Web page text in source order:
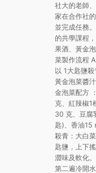
社大的老師
家在合作社
並完成任務
的共學課程
果酒、黃金
菜製作流程
以 1大匙鹽
黃金泡菜醬
金泡菜配方
克、紅辣椒1
30 克、豆腐
匙)、香油15
殺青：大白
匙鹽，上下
澀味及軟化
第二遍冷開